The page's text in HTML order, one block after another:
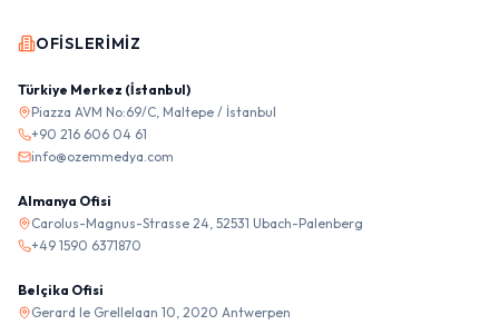
OFISLERIMIZ
Türkiye Merkez (İstanbul)
Piazza AVM No:69/C, Maltepe / İstanbul
+90 216 606 04 61
info@ozemmedya.com
Almanya Ofisi
Carolus-Magnus-Strasse 24, 52531 Ubach-Palenberg
+49 1590 6371870
Belçika Ofisi
Gerard le Grellelaan 10, 2020 Antwerpen